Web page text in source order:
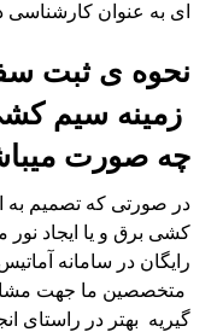
ای به عنوان کارشناسی
نحوه ی ثبت
زمینه سیم
چه صورت
در صورتی که تصمیم به
کشی برق و یا ایجاد
رایگان در سامانه
متخصصین ما جهت
گیریه بهتر در راستای